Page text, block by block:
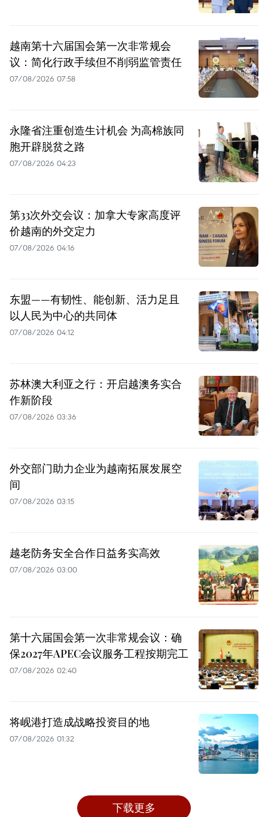
越南第十六届国会第一次非常规会
议：简化行政手续但不削弱监管责任
07/08/2026 07:58
永隆省注重创造生计机会 为高棉族同
胞开辟脱贫之路
07/08/2026 04:23
第33次外交会议：加拿大专家高度评
价越南的外交定力
07/08/2026 04:16
东盟——有韧性、能创新、活力足且
以人民为中心的共同体
07/08/2026 04:12
苏林澳大利亚之行：开启越澳务实合
作新阶段
07/08/2026 03:36
外交部门助力企业为越南拓展发展空
间
07/08/2026 03:15
越老防务安全合作日益务实高效
07/08/2026 03:00
第十六届国会第一次非常规会议：确
保2027年APEC会议服务工程按期完工
07/08/2026 02:40
将岘港打造成战略投资目的地
07/08/2026 01:32
下载更多